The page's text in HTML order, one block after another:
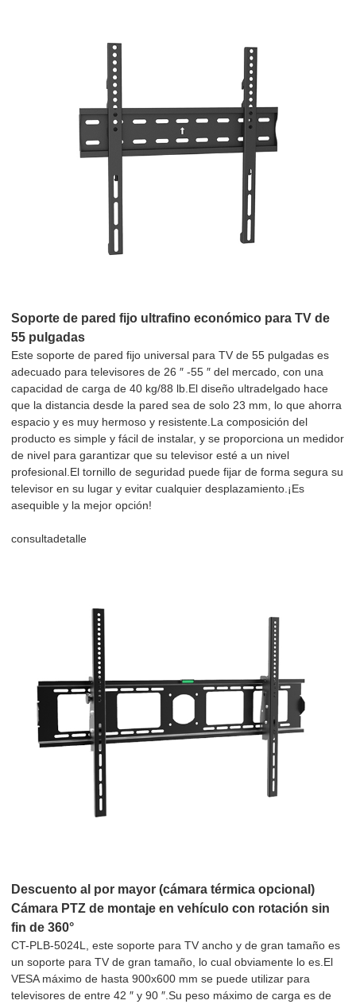
Soporte de pared fijo ultrafino económico para TV de
55 pulgadas
Este soporte de pared fijo universal para TV de 55 pulgadas es
adecuado para televisores de 26 ″ -55 ″ del mercado, con una
capacidad de carga de 40 kg/88 lb.El diseño ultradelgado hace
que la distancia desde la pared sea de solo 23 mm, lo que ahorra
espacio y es muy hermoso y resistente.La composición del
producto es simple y fácil de instalar, y se proporciona un medidor
de nivel para garantizar que su televisor esté a un nivel
profesional.El tornillo de seguridad puede fijar de forma segura su
televisor en su lugar y evitar cualquier desplazamiento.¡Es
asequible y la mejor opción!
consultadetalle
Descuento al por mayor (cámara térmica opcional)
Cámara PTZ de montaje en vehículo con rotación sin
fin de 360°
CT-PLB-5024L, este soporte para TV ancho y de gran tamaño es
un soporte para TV de gran tamaño, lo cual obviamente lo es.El
VESA máximo de hasta 900x600 mm se puede utilizar para
televisores de entre 42 ″ y 90 ″.Su peso máximo de carga es de